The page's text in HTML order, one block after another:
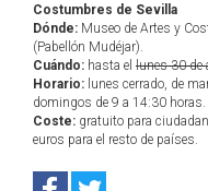
Costumbres de Sevilla
Dónde: Museo de Artes y
(Pabellón Mudéjar).
Cuándo: hasta el lunes 30 de
Horario: lunes cerrado, de
domingos de 9 a 14:30 horas.
Coste: gratuito para
euros para el resto de países.